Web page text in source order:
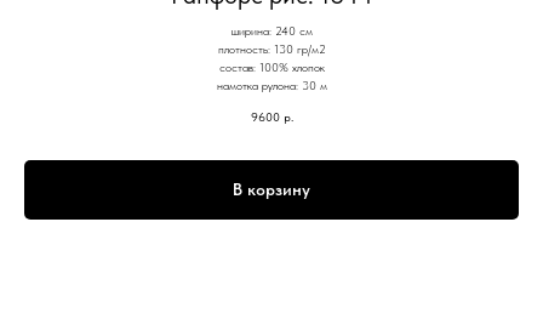
ширина: 240 см
плотность: 130 гр/м2
состав: 100% хлопок
намотка рулона: 30 м
9600 р.
В корзину